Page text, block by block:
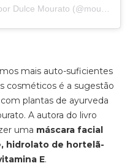
Dulce Mourato (@mouratodulce) em
mais auto-suficientes
cosméticos é a sugestão
plantas de ayurveda
A autora do livro
uma máscara facial
hidrolato de hortelã-
E.